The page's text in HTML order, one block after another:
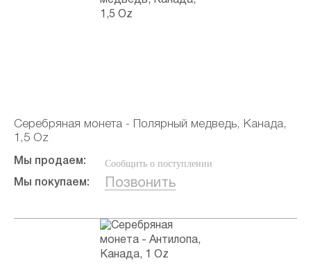
Серебряная монета - Полярный медведь, Канада,
1,5 Oz
Мы продаем: Сообщить о поступлении
Мы покупаем: Позвонить